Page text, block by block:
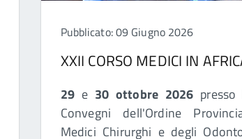
Pubblicato: 09 Giugno 2026
XXII CORSO MEDICI IN
29 e 30 ottobre 2026
Convegni dell'Ordine
Medici Chirurghi e degli